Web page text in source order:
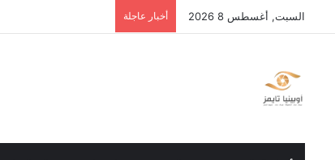
السبت, أغسطس 8 2026 أخبار عاجلة